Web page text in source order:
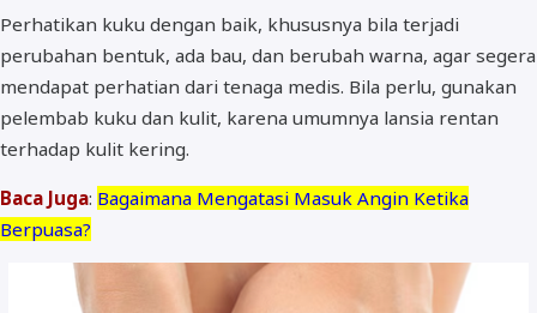
Perhatikan kuku dengan baik, khususnya bila terjadi
perubahan bentuk, ada bau, dan berubah warna, agar segera
mendapat perhatian dari tenaga medis. Bila perlu, gunakan
pelembab kuku dan kulit, karena umumnya lansia rentan
terhadap kulit kering.
Baca Juga: Bagaimana Mengatasi Masuk Angin Ketika
Berpuasa?